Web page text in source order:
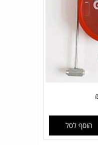
הוסף לסל